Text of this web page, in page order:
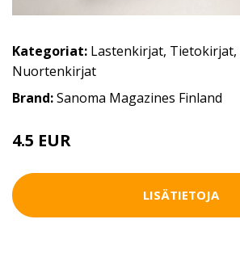
Kategoriat: Lastenkirjat, Tietokirjat,
Nuortenkirjat
Brand:Sanoma Magazines Finland
4.5 EUR
LISÄTIETOJA